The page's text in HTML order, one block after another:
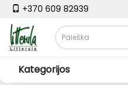
+370 609 82939
Kategorijos